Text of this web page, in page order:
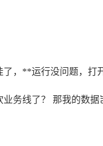
，**运行没问题，打
业务线了？ 那我的数据